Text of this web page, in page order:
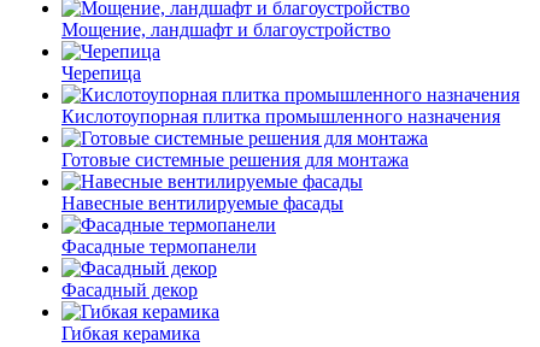
Мощение, ландшафт и благоустройство
Черепица
Кислотоупорная плитка промышленного назначения
Готовые системные решения для монтажа
Навесные вентилируемые фасады
Фасадные термопанели
Фасадный декор
Гибкая керамика